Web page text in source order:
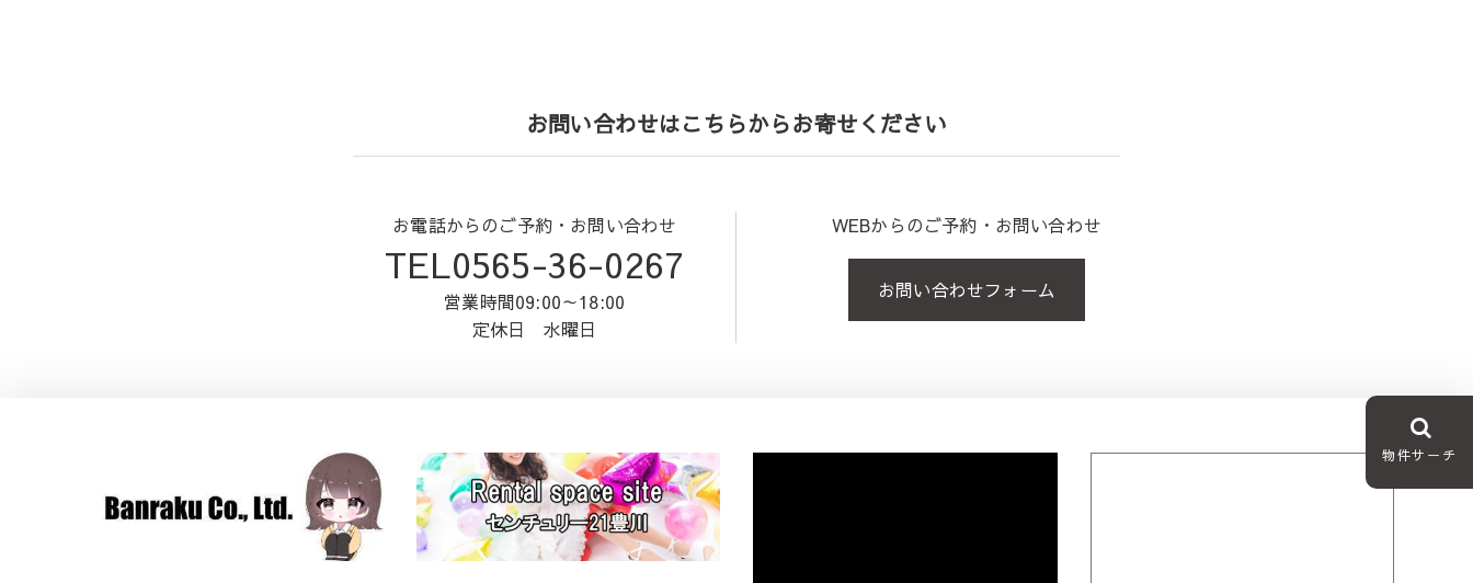
お問い合わせはこちらからお寄せください
お電話からのご予約・お問い合わせ
TEL0565-36-0267
営業時間09:00～18:00
定休日 水曜日
WEBからのご予約・お問い合わせ
お問い合わせフォーム
物件サーチ